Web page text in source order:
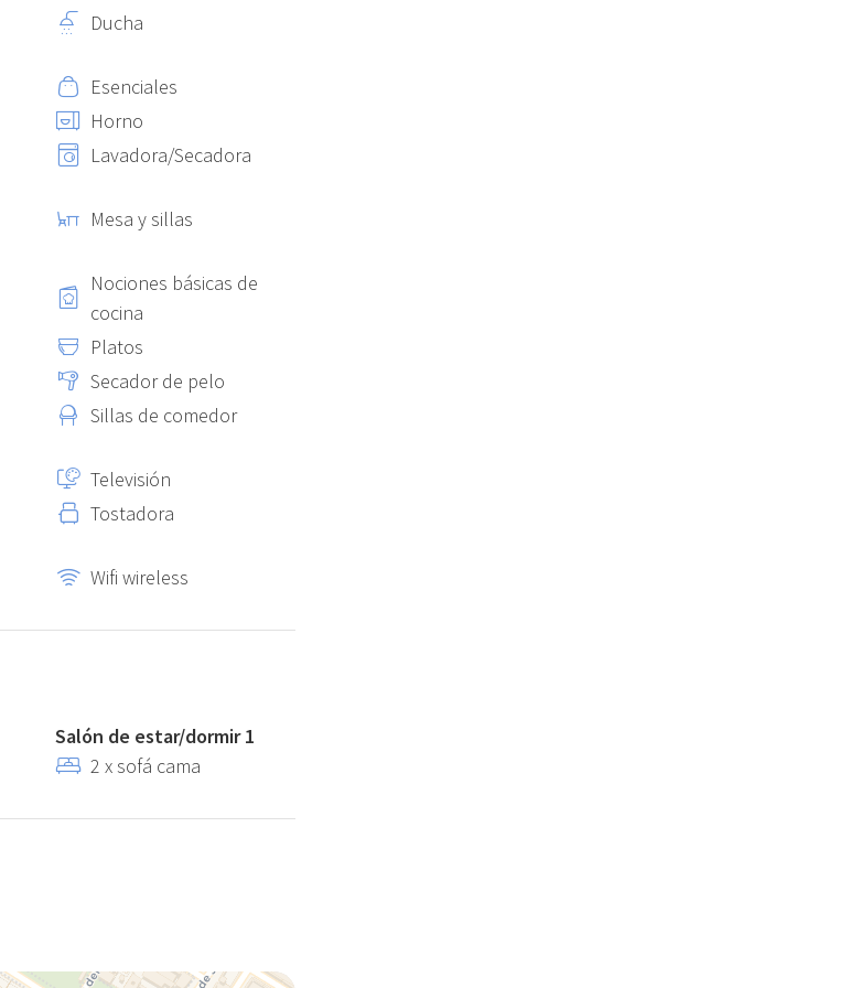
Ducha
Esenciales
Horno
Lavadora/Secadora
Mesa y sillas
Nociones básicas de
cocina
Platos
Secador de pelo
Sillas de comedor
Televisión
Tostadora
Wifi wireless
Salón de estar/dormir 1
2 x sofá cama